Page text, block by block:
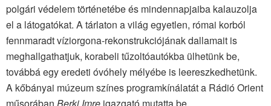
polgári védelem történetébe és mindennapjaiba kalauzolja
el a látogatókat. A tárlaton a világ egyetlen, római korból
fennmaradt víziorgona-rekonstrukciójának dallamait is
meghallgathatjuk, korabeli tűzoltóautókba ülhetünk be,
továbbá egy eredeti óvóhely mélyébe is leereszkedhetünk.
A kőbányai múzeum színes programkínálatát a Rádió Orient
műsorában Berki Imre igazgató mutatta be.